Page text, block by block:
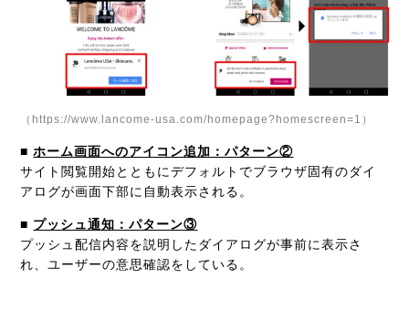
（https://www.lancome-usa.com/homepage?homescreen=1）
■ ホーム画面へのアイコン追加：パターン②
サイト閲覧開始とともにデフォルトでブラウザ固有のダイ
アログが画面下部に自動表示される。
■ プッシュ通知：パターン③
プッシュ配信内容を説明したダイアログが事前に表示さ
れ、ユーザーの意思確認をしている。